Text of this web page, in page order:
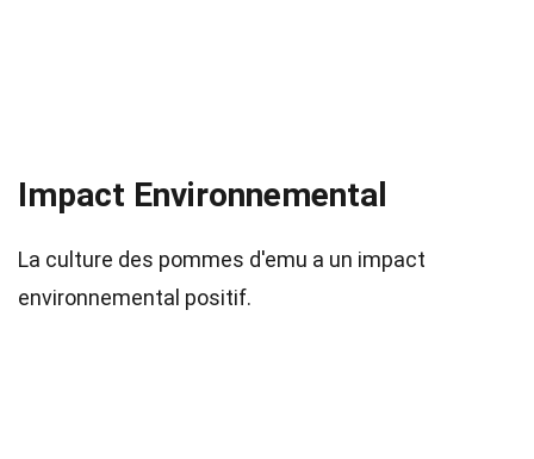
Impact Environnemental
La culture des pommes d'emu a un impact
environnemental positif.